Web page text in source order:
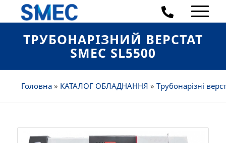
ТРУБОНАРІЗНИЙ ВЕРСТАТ
SMEC SL5500
Головна » КАТАЛОГ ОБЛАДНАННЯ »Трубонарізні